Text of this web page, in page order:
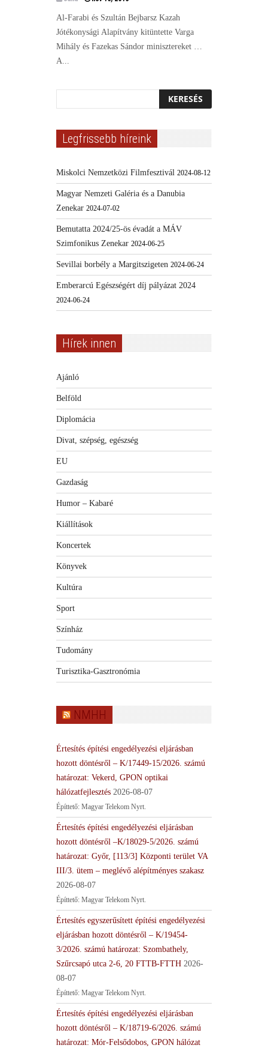
Al-Farabi és Szultán Bejbarsz Kazah
Jótékonysági Alapítvány kitüntette Varga
Mihály és Fazekas Sándor minisztereket …
A...
Legfrissebb híreink
Miskolci Nemzetközi Filmfesztivál 2024-08-12
Magyar Nemzeti Galéria és a Danubia
Zenekar 2024-07-02
Bemutatta 2024/25-ös évadát a MÁV
Szimfonikus Zenekar 2024-06-25
Sevillai borbély a Margitszigeten 2024-06-24
Emberarcú Egészségért díj pályázat 2024
2024-06-24
Hírek innen
Ajánló
Belföld
Diplomácia
Divat, szépség, egészség
EU
Gazdaság
Humor – Kabaré
Kiállítások
Koncertek
Könyvek
Kultúra
Sport
Színház
Tudomány
Turisztika-Gasztronómia
NMHH
Értesítés építési engedélyezési eljárásban
hozott döntésről – K/17449-15/2026. számú
határozat: Vekerd, GPON optikai
hálózatfejlesztés 2026-08-07
Építtető: Magyar Telekom Nyrt.
Értesítés építési engedélyezési eljárásban
hozott döntésről –K/18029-5/2026. számú
határozat: Győr, [113/3] Központi terület VA
III/3. ütem – meglévő alépítményes szakasz
2026-08-07
Építtető: Magyar Telekom Nyrt.
Értesítés egyszerűsített építési engedélyezési
eljárásban hozott döntésről – K/19454-
3/2026. számú határozat: Szombathely,
Szűrcsapó utca 2-6, 20 FTTB-FTTH 2026-
08-07
Építtető: Magyar Telekom Nyrt.
Értesítés építési engedélyezési eljárásban
hozott döntésről – K/18719-6/2026. számú
határozat: Mór-Felsődobos, GPON hálózat